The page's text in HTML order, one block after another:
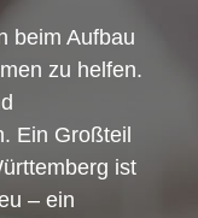
beim Aufbau
zu helfen.
Ein Großteil
ist
– ein